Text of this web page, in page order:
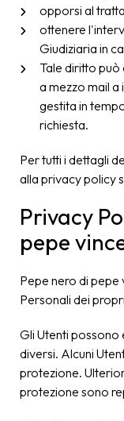
opporsi al
ottenere
Giudiziaria in
Tale diritto
a mezzo mail
gestita in
richiesta.
Per tutti i dettagli
alla privacy policy
Privacy
pepe
Pepe nero di pepe
Personali dei
Gli Utenti possono
diversi. Alcuni
protezione.
protezione sono